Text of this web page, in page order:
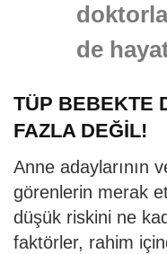
de
TÜP BEBEKTE
FAZLA DEĞİL!
Anne adaylarının
görenlerin merak
düşük riskini ne
faktörler, rahim